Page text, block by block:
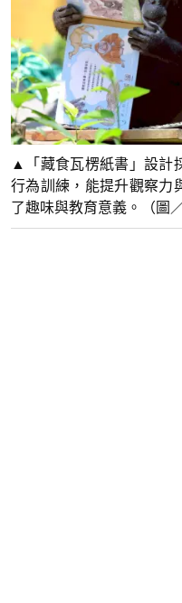
▲「藏食瓦楞紙書」設計
行為訓練，能提升觀察力
了趣味與教育意義。（圖